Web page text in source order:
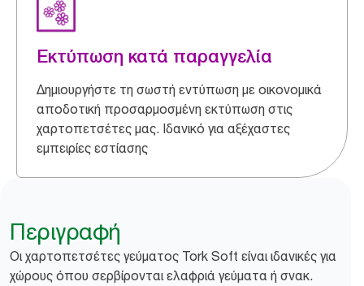
Εκτύπωση κατά παραγγελία
Δημιουργήστε τη σωστή εντύπωση με οικονομικά
αποδοτική προσαρμοσμένη εκτύπωση στις
χαρτοπετσέτες μας. Ιδανικό για αξέχαστες
εμπειρίες εστίασης
Περιγραφή
Οι χαρτοπετσέτες γεύματος Tork Soft είναι ιδανικές για
χώρους όπου σερβίρονται ελαφριά γεύματα ή σνακ.